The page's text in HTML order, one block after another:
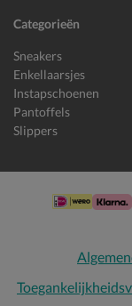
Categorieën
Sneakers
Enkellaarsjes
Instapschoenen
Pantoffels
Slippers